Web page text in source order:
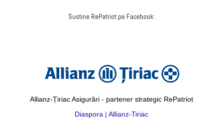
Sustine RePatriot pe Facebook:
Allianz-Țiriac Asigurări - partener strategic RePatriot
Diaspora | Allianz-Tiriac